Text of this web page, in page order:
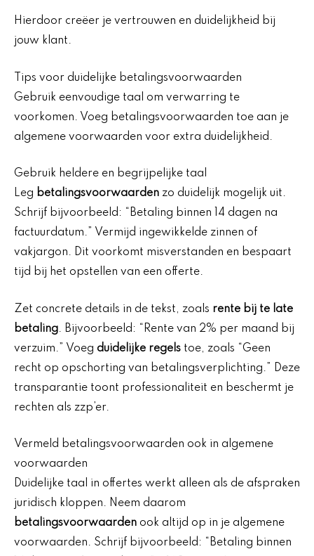
Hierdoor creëer je vertrouwen en duidelijkheid bij
jouw klant.
Tips voor duidelijke betalingsvoorwaarden
Gebruik eenvoudige taal om verwarring te
voorkomen. Voeg betalingsvoorwaarden toe aan je
algemene voorwaarden voor extra duidelijkheid.
Gebruik heldere en begrijpelijke taal
Leg betalingsvoorwaarden zo duidelijk mogelijk uit.
Schrijf bijvoorbeeld: “Betaling binnen 14 dagen na
factuurdatum.” Vermijd ingewikkelde zinnen of
vakjargon. Dit voorkomt misverstanden en bespaart
tijd bij het opstellen van een offerte.
Zet concrete details in de tekst, zoals rente bij te late
betaling. Bijvoorbeeld: “Rente van 2% per maand bij
verzuim.” Voeg duidelijke regels toe, zoals “Geen
recht op opschorting van betalingsverplichting.” Deze
transparantie toont professionaliteit en beschermt je
rechten als zzp’er.
Vermeld betalingsvoorwaarden ook in algemene
voorwaarden
Duidelijke taal in offertes werkt alleen als de afspraken
juridisch kloppen. Neem daarom
betalingsvoorwaarden ook altijd op in je algemene
voorwaarden. Schrijf bijvoorbeeld: “Betaling binnen